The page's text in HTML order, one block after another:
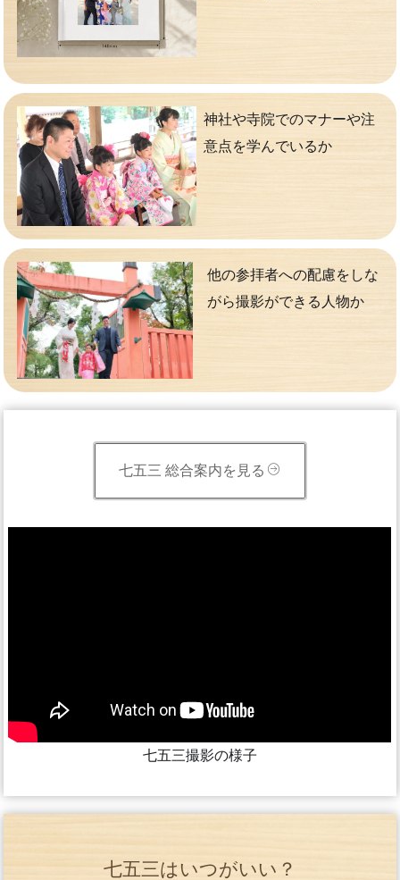
神社や寺院でのマナーや注
意点を学んでいるか
他の参拝者への配慮をしな
がら撮影ができる人物か
七五三 総合案内を見る
七五三撮影の様子
七五三はいつがいい？